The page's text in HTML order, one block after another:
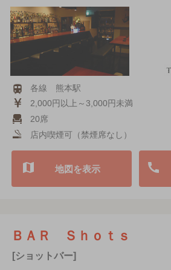
各線 熊本駅
2,000円以上～3,000円未満
20席
店内喫煙可（禁煙席なし）
地図を表示
ＢＡＲ Ｓｈｏｔｓ
[ショットバー]